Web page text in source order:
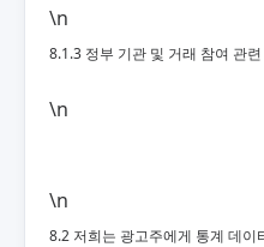
\n
8.1.3 정부 기관 및 거래 참여 관
\n
\n
8.2 저희는 광고주에게 통계 데이